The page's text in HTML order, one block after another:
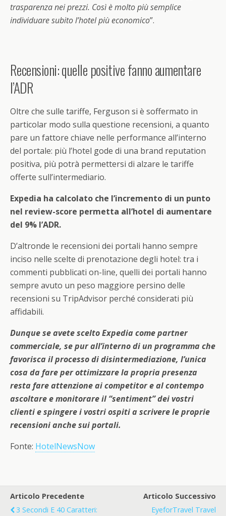
trasparenza nei prezzi. Così è molto più semplice
individuare subito l’hotel più economico”.
Recensioni: quelle positive fanno aumentare
l’ADR
Oltre che sulle tariffe, Ferguson si è soffermato in
particolar modo sulla questione recensioni, a quanto
pare un fattore chiave nelle performance all’interno
del portale: più l’hotel gode di una brand reputation
positiva, più potrà permettersi di alzare le tariffe
offerte sull’intermediario.
Expedia ha calcolato che l’incremento di un punto
nel review-score permetta all’hotel di aumentare
del 9% l’ADR.
D’altronde le recensioni dei portali hanno sempre
inciso nelle scelte di prenotazione degli hotel: tra i
commenti pubblicati on-line, quelli dei portali hanno
sempre avuto un peso maggiore persino delle
recensioni su TripAdvisor perché considerati più
affidabili.
Dunque se avete scelto Expedia come partner
commerciale, se pur all’interno di un programma che
favorisca il processo di disintermediazione, l’unica
cosa da fare per ottimizzare la propria presenza
resta fare attenzione ai competitor e al contempo
ascoltare e monitorare il “sentiment” dei vostri
clienti e spingere i vostri ospiti a scrivere le proprie
recensioni anche sui portali.
Fonte: HotelNewsNow
Articolo Precedente
3 Secondi E 40 Caratteri:
Articolo Successivo
EyeforTravel Travel